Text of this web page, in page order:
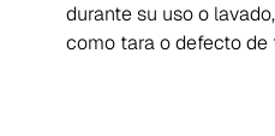
durante su uso o
como tara o defecto de